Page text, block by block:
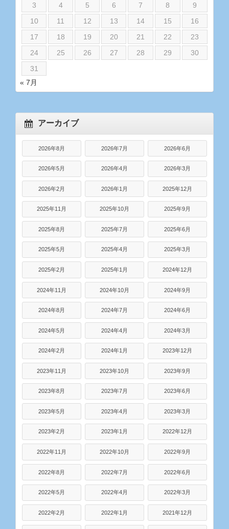
3
4 5 6 7 8
9
10
11 12 13 14 15
16
17
18 19 20 21 22
23
24
25 26 27 28 29
30
31
« 7月
アーカイブ
2026年8月 2026年7月 2026年6月
2026年5月 2026年4月 2026年3月
2026年2月 2026年1月 2025年12月
2025年11月 2025年10月 2025年9月
2025年8月 2025年7月 2025年6月
2025年5月 2025年4月 2025年3月
2025年2月 2025年1月 2024年12月
2024年11月 2024年10月 2024年9月
2024年8月 2024年7月 2024年6月
2024年5月 2024年4月 2024年3月
2024年2月 2024年1月 2023年12月
2023年11月 2023年10月 2023年9月
2023年8月 2023年7月 2023年6月
2023年5月 2023年4月 2023年3月
2023年2月 2023年1月 2022年12月
2022年11月 2022年10月 2022年9月
2022年8月 2022年7月 2022年6月
2022年5月 2022年4月 2022年3月
2022年2月 2022年1月 2021年12月